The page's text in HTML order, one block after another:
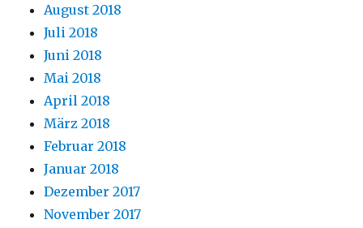
August 2018
Juli 2018
Juni 2018
Mai 2018
April 2018
März 2018
Februar 2018
Januar 2018
Dezember 2017
November 2017